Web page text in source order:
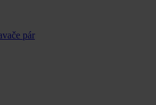
pár